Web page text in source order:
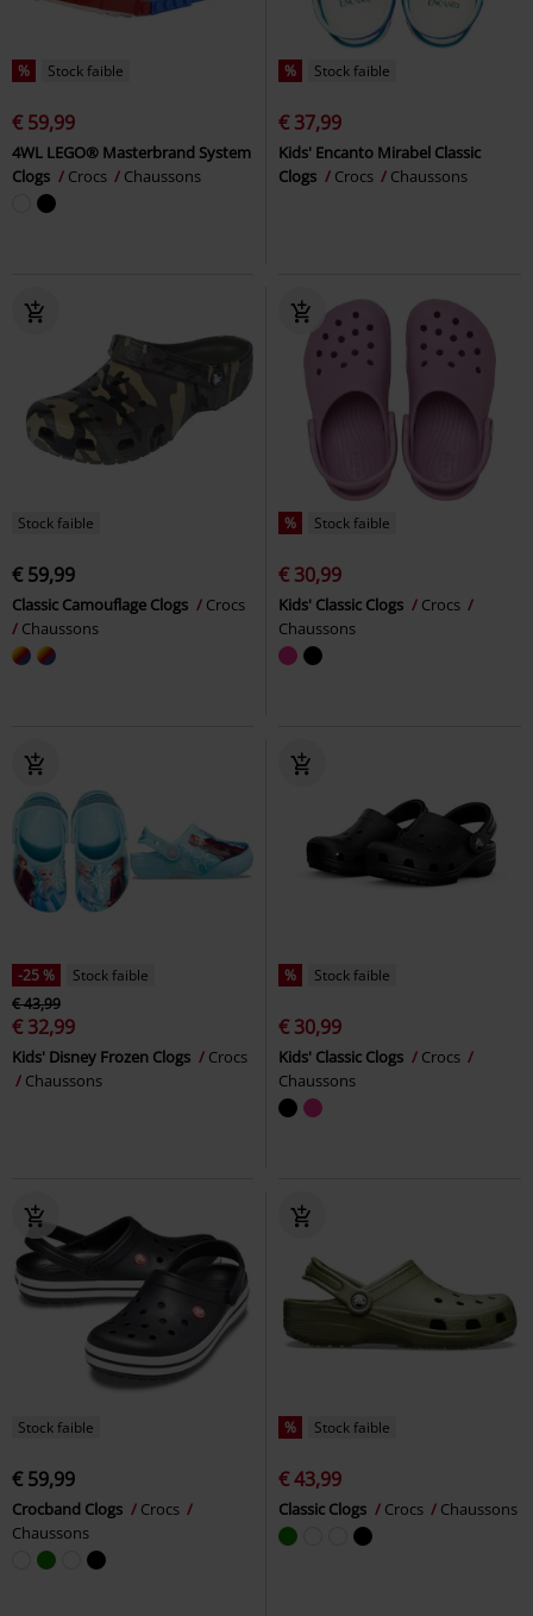
% Stock faible
€ 59,99
4WL LEGO® Masterbrand System
Clogs
Crocs Chaussons
% Stock faible
€ 37,99
Kids' Encanto Mirabel Classic
Clogs
Crocs Chaussons
Stock faible
€ 59,99
Classic Camouflage Clogs
Crocs
Chaussons
% Stock faible
€ 30,99
Kids' Classic Clogs
Crocs
Chaussons
-25 %
Stock faible
€ 43,99
€ 32,99
Kids' Disney Frozen Clogs
Crocs
Chaussons
% Stock faible
€ 30,99
Kids' Classic Clogs
Crocs
Chaussons
Stock faible
€ 59,99
Crocband Clogs
Crocs
Chaussons
% Stock faible
€ 43,99
Classic Clogs Crocs Chaussons